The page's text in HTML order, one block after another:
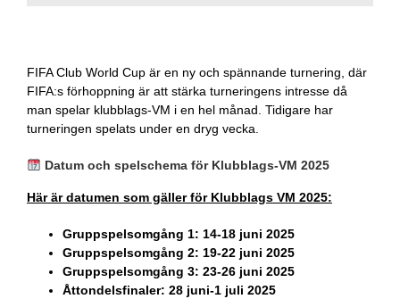
FIFA Club World Cup är en ny och spännande turnering, där
FIFA:s förhoppning är att stärka turneringens intresse då
man spelar klubblags-VM i en hel månad. Tidigare har
turneringen spelats under en dryg vecka.
Datum och spelschema för Klubblags-VM 2025
Här är datumen som gäller för Klubblags VM 2025:
Gruppspelsomgång 1: 14-18 juni 2025
Gruppspelsomgång 2: 19-22 juni 2025
Gruppspelsomgång 3: 23-26 juni 2025
Åttondelsfinaler: 28 juni-1 juli 2025